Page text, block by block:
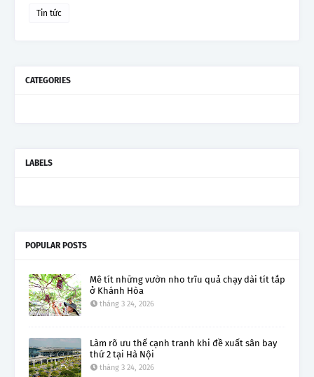
Tin tức
CATEGORIES
LABELS
POPULAR POSTS
Mê tít những vườn nho trĩu quả chạy dài tít tắp
ở Khánh Hòa
tháng 3 24, 2026
Làm rõ ưu thế cạnh tranh khi đề xuất sân bay
thứ 2 tại Hà Nội
tháng 3 24, 2026